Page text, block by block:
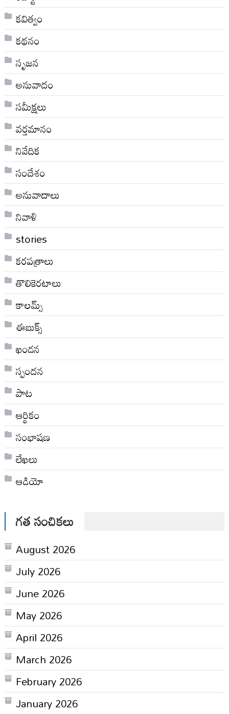
కవిత్వం
కథనం
సృజన
అనువాదం
సమీక్షలు
వర్తమానం
నివేదిక
సందేశం
అనువాదాలు
నివాళి
stories
కరపత్రాలు
తొలికెరటాలు
కాలమ్స్
ఈబుక్స్
ఖండన
స్పందన
పాట
ఆర్థికం
సంభాషణ
లేఖలు
ఆడియో
గత సంచికలు
August 2026
July 2026
June 2026
May 2026
April 2026
March 2026
February 2026
January 2026